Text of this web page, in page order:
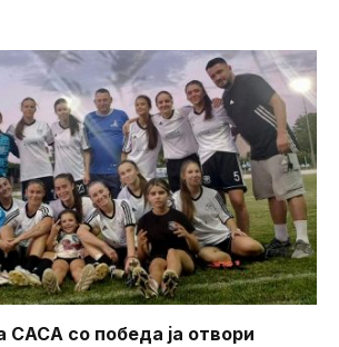
со победа ја отвори